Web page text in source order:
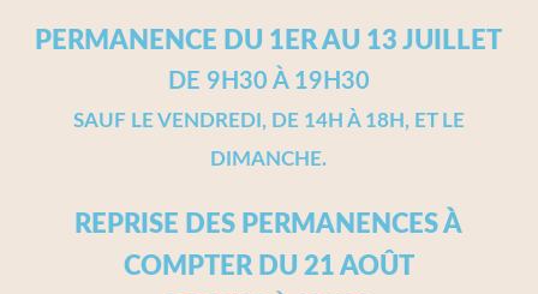
PERMANENCE DU 1ER AU 13 JUILLET
DE 9H30 À 19H30
SAUF LE VENDREDI, DE 14H À 18H, ET LE
DIMANCHE.
REPRISE DES PERMANENCES À
COMPTER DU 21 AOÛT